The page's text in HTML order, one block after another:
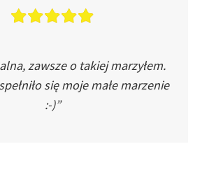
zawsze o takiej marzyłem.
się moje małe marzenie
:-)”